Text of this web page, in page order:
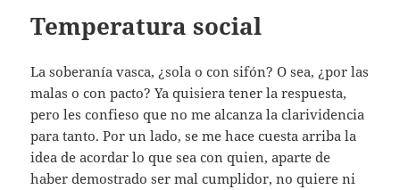
Temperatura social
La soberanía vasca, ¿sola o con sifón? O sea, ¿por las
malas o con pacto? Ya quisiera tener la respuesta,
pero les confieso que no me alcanza la clarividencia
para tanto. Por un lado, se me hace cuesta arriba la
idea de acordar lo que sea con quien, aparte de
haber demostrado ser mal cumplidor, no quiere ni